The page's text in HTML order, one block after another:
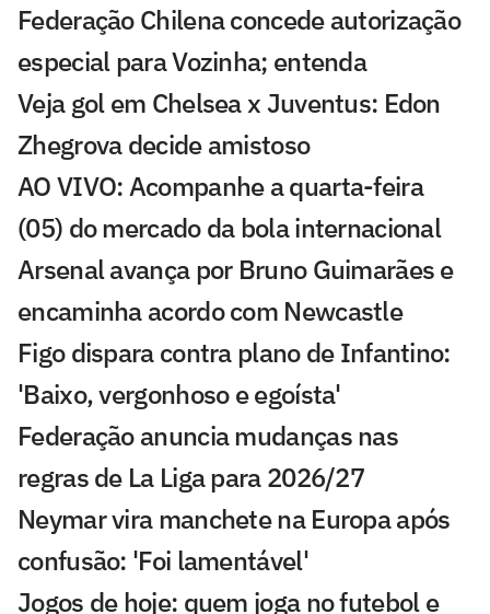
Federação Chilena concede autorização
especial para Vozinha; entenda
Veja gol em Chelsea x Juventus: Edon
Zhegrova decide amistoso
AO VIVO: Acompanhe a quarta-feira
(05) do mercado da bola internacional
Arsenal avança por Bruno Guimarães e
encaminha acordo com Newcastle
Figo dispara contra plano de Infantino:
'Baixo, vergonhoso e egoísta'
Federação anuncia mudanças nas
regras de La Liga para 2026/27
Neymar vira manchete na Europa após
confusão: 'Foi lamentável'
Jogos de hoje: quem joga no futebol e